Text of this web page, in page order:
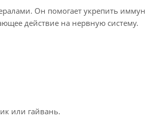
Он помогает укрепить
действие на нервную систему.
или гайвань.